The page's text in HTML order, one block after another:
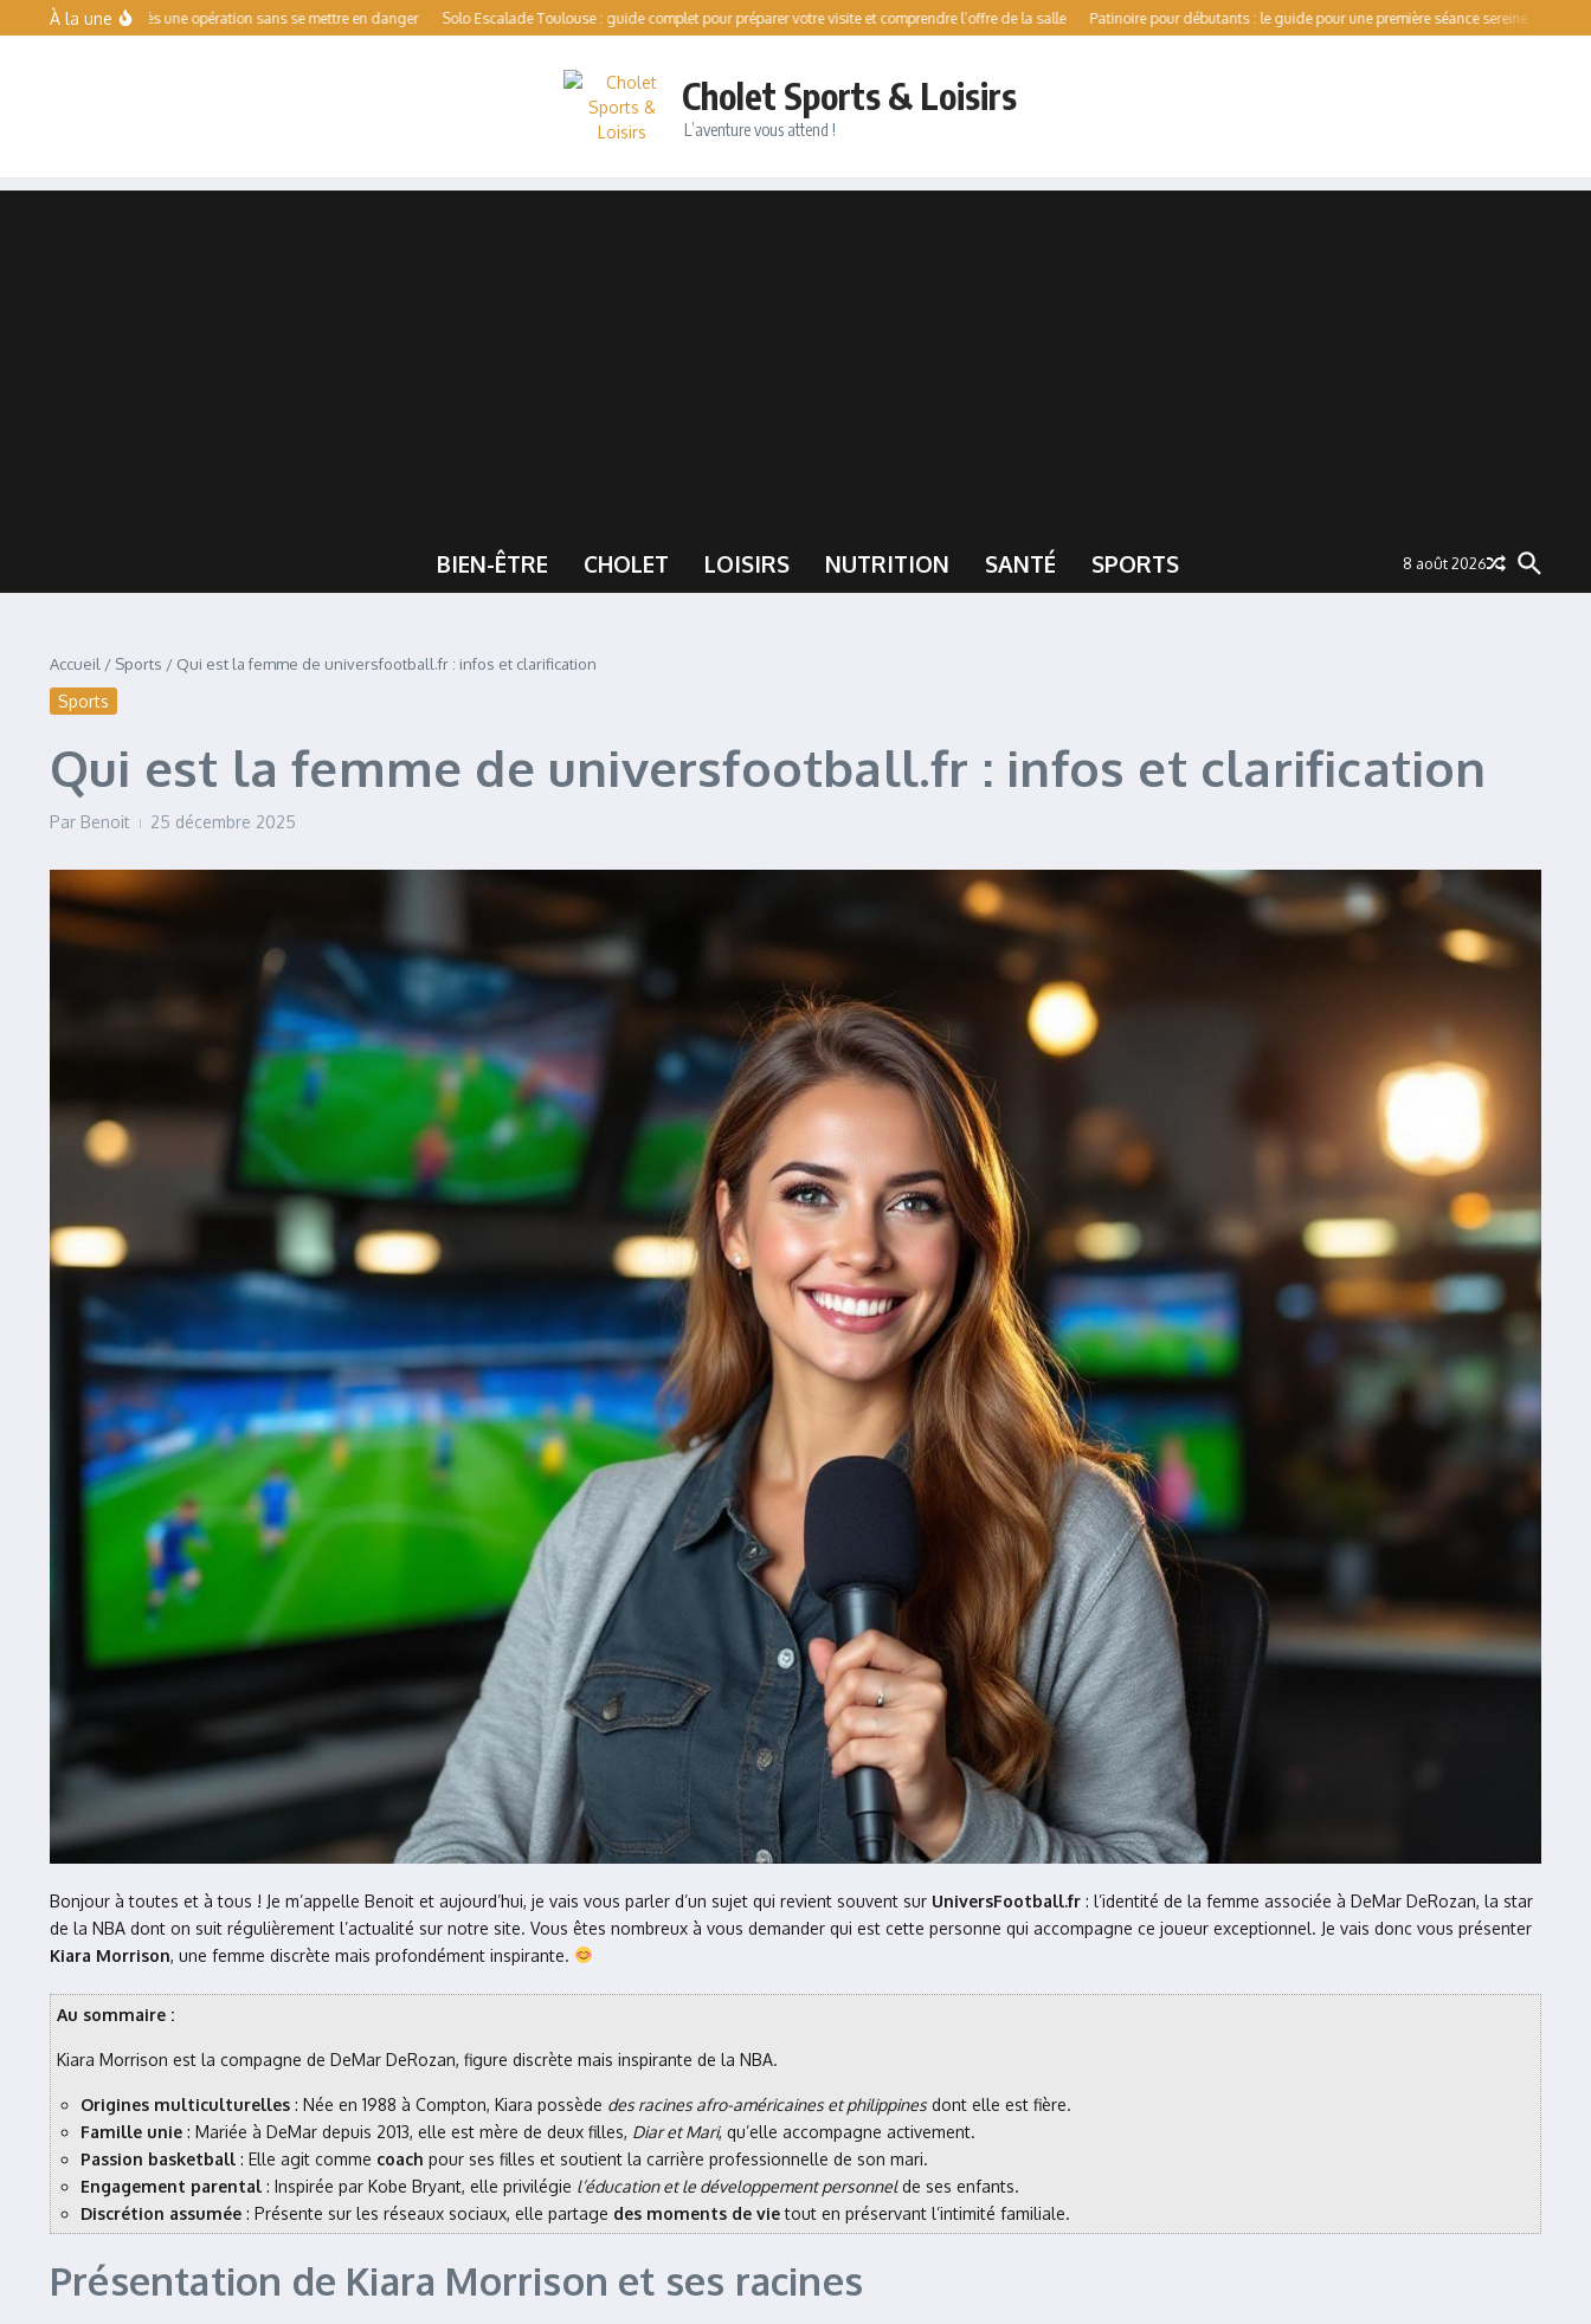
Aller au contenu
À la une
le sport après une opération sans se mettre en danger Solo Escalade Toulouse : guide complet pour préparer votre visite et comprendre l’offre de la salle Patinoire pour débutants : le guide pour une première séance sereine Val de Forme
Cholet Sports & Loisirs
L’aventure vous attend !
BIEN-ÊTRE CHOLET LOISIRS NUTRITION SANTÉ SPORTS 8 août 2026
Accueil / Sports / Qui est la femme de universfootball.fr : infos et clarification
Sports
Qui est la femme de universfootball.fr : infos et clarification
Par Benoit 25 décembre 2025
Bonjour à toutes et à tous ! Je m’appelle Benoit et aujourd’hui, je vais vous parler d’un sujet qui revient souvent sur UniversFootball.fr : l’identité de la femme associée à DeMar DeRozan, la star
de la NBA dont on suit régulièrement l’actualité sur notre site. Vous êtes nombreux à vous demander qui est cette personne qui accompagne ce joueur exceptionnel. Je vais donc vous présenter
Kiara Morrison, une femme discrète mais profondément inspirante.
Au sommaire :
Kiara Morrison est la compagne de DeMar DeRozan, figure discrète mais inspirante de la NBA.
Origines multiculturelles : Née en 1988 à Compton, Kiara possède des racines afro-américaines et philippinesdont elle est fière.
Famille unie : Mariée à DeMar depuis 2013, elle est mère de deux filles, Diar et Mari, qu’elle accompagne activement.
Passion basketball : Elle agit comme coach pour ses filles et soutient la carrière professionnelle de son mari.
Engagement parental : Inspirée par Kobe Bryant, elle privilégie l’éducation et le développement personnelde ses enfants.
Discrétion assumée : Présente sur les réseaux sociaux, elle partage des moments de vietout en préservant l’intimité familiale.
Présentation de Kiara Morrison et ses racines